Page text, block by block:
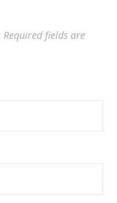
Required fields are